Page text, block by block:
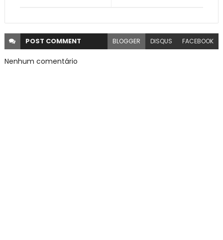
POST COMMENT BLOGGER DISQUS FACEBOOK
Nenhum comentário